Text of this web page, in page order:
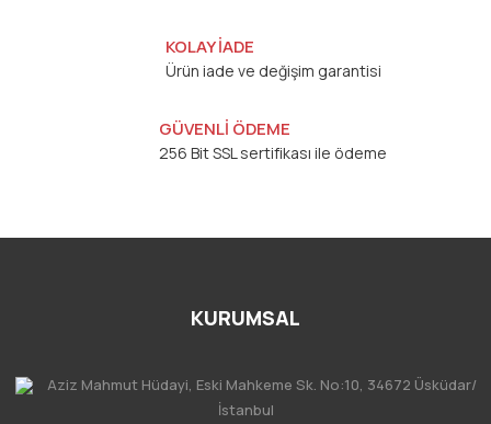
KOLAY İADE
Ürün iade ve değişim garantisi
GÜVENLİ ÖDEME
256 Bit SSL sertifikası ile ödeme
KURUMSAL
Aziz Mahmut Hüdayi, Eski Mahkeme Sk. No:10, 34672 Üsküdar/
İstanbul